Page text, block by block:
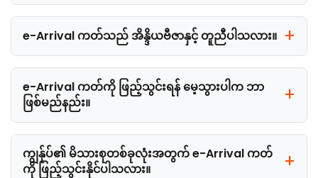
e-Arrival ကတ်သည် အိန္ဒိယဗီဇာနှင့် တူညီပါသလား။
e-Arrival ကတ်ကို ဖြည့်သွင်းရန် မေ့သွားပါက ဘာ
ဖြစ်မည်နည်း။
ကျွန်ုပ်၏ မိသားစုတစ်ခုလုံးအတွက် e-Arrival ကတ်
ကို ဖြည့်သွင်းနိုင်ပါသလား။